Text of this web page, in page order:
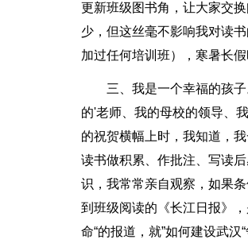
更新班级图书角，让大家交
少，但这丝毫不影响我对读
加过任何培训班），寒暑长
三、我是一个幸福的孩
的'老师、我的母校的领导、
的祝贺横幅上时，我知道，
读书做积累、作批注、写读
识，我常常亲自观察，如果
到班级阅读的《长江日报》
命“的报道，就”如何建设武